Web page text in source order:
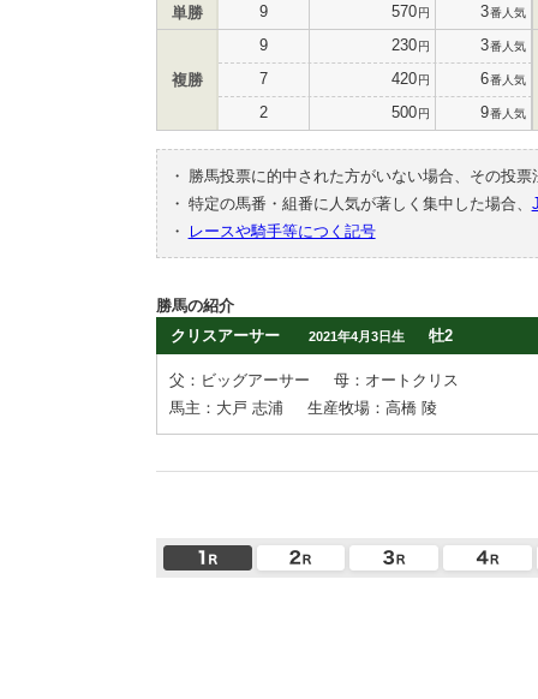
単勝 9 570円 3番人気
複勝
9 230円 3番人気
7 420円 6番人気
2 500円 9番人気
・
勝馬投票に的中された方がいない場合、その投
・ 特定の馬番・組番に人気が著しく集中した場合、
・
レースや騎手等につく記号
勝馬の紹介
クリスアーサー
2021年4月3日生 牡2
父：ビッグアーサー
母：オートクリス
馬主：大戸 志浦
生産牧場：高橋 陵